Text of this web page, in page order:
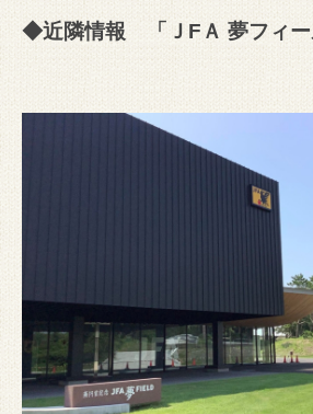
◆近隣情報 「ＪFＡ 夢フィー